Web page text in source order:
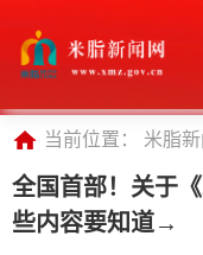
当前位置： 米脂
全国首部！关于
些内容要知道→